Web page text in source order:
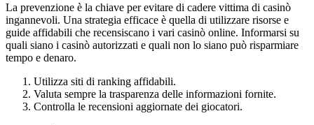
La prevenzione è la chiave per evitare di cadere vittima di casinò
ingannevoli. Una strategia efficace è quella di utilizzare risorse e
guide affidabili che recensiscano i vari casinò online. Informarsi su
quali siano i casinò autorizzati e quali non lo siano può risparmiare
tempo e denaro.
Utilizza siti di ranking affidabili.
Valuta sempre la trasparenza delle informazioni fornite.
Controlla le recensioni aggiornate dei giocatori.